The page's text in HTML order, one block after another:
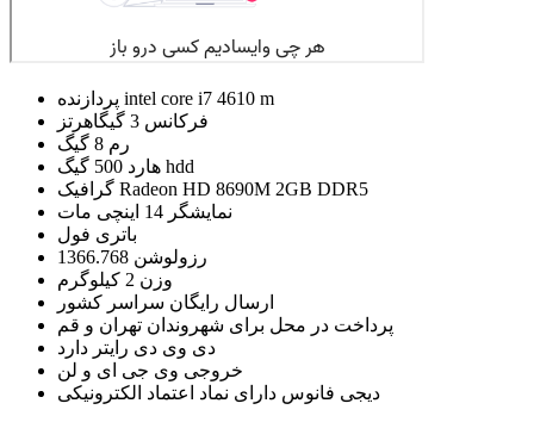
پردازنده intel core i7 4610 m
فرکانس 3 گیگاهرتز
رم 8 گیگ
هارد 500 گیگ hdd
گرافیک Radeon HD 8690M 2GB DDR5
نمایشگر 14 اینچی مات
باتری فول
رزولوشن 1366.768
وزن 2 کیلوگرم
ارسال رایگان سراسر کشور
پرداخت در محل برای شهروندان تهران و قم
دی وی دی رایتر دارد
خروجی وی جی ای و لن
دیجی فانوس دارای نماد اعتماد الکترونیکی